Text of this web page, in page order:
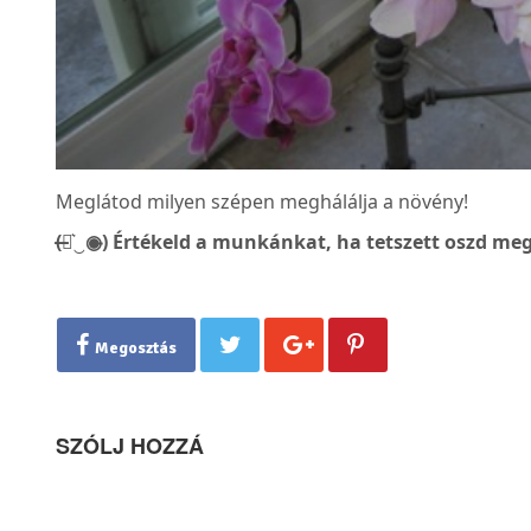
Meglátod milyen szépen meghálálja a növény!
(̶◉͛‿◉̶) Értékeld a munkánkat, ha tetszett oszd
Megosztás
SZÓLJ HOZZÁ